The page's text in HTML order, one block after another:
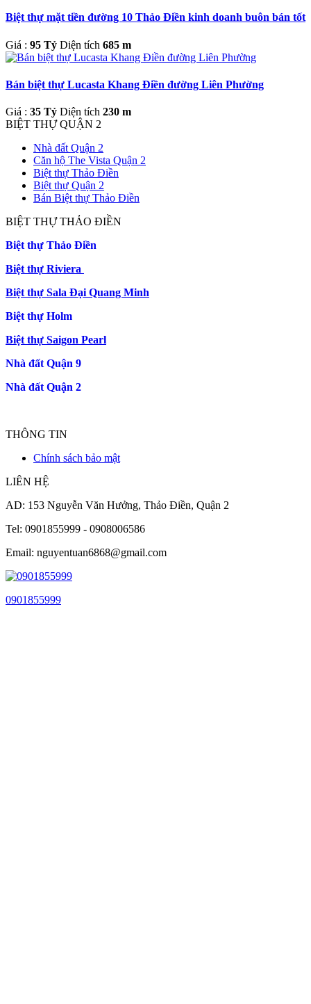
Biệt thự mặt tiền đường 10 Thảo Điền kinh doanh buôn bán tốt
Giá : 95 Tỷ Diện tích 685 m
Bán biệt thự Lucasta Khang Điền đường Liên Phường
Giá : 35 Tỷ Diện tích 230 m
BIỆT THỰ QUẬN 2
Nhà đất Quận 2
Căn hộ The Vista Quận 2
Biệt thự Thảo Điền
Biệt thự Quận 2
Bán Biệt thự Thảo Điền
BIỆT THỰ THẢO ĐIỀN
Biệt thự Thảo Điền
Biệt thự Riviera
Biệt thự Sala Đại Quang Minh
Biệt thự Holm
Biệt thự Saigon Pearl
Nhà đất Quận 9
Nhà đất Quận 2
THÔNG TIN
Chính sách bảo mật
LIÊN HỆ
AD: 153 Nguyễn Văn Hưởng, Thảo Điền, Quận 2
Tel: 0901855999 - 0908006586
Email: nguyentuan6868@gmail.com
0901855999